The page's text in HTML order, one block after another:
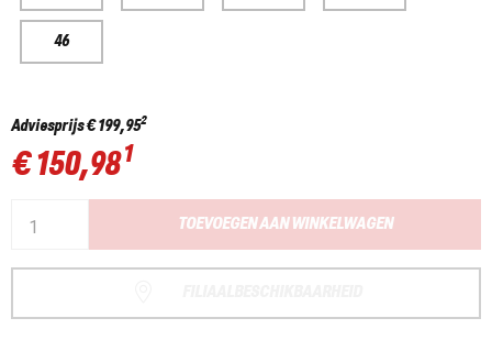
46
Adviesprijs€ 199,952
€ 150,981
TOEVOEGEN AAN WINKELWAGEN